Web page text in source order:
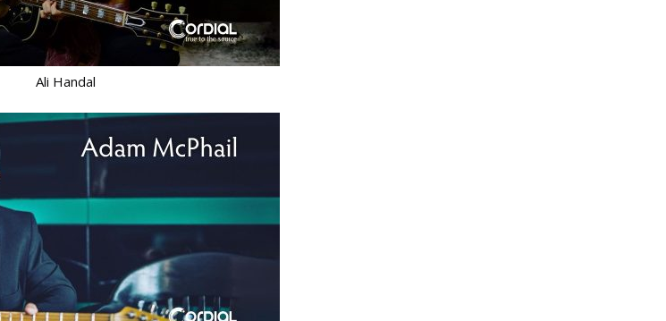
Ali Handal